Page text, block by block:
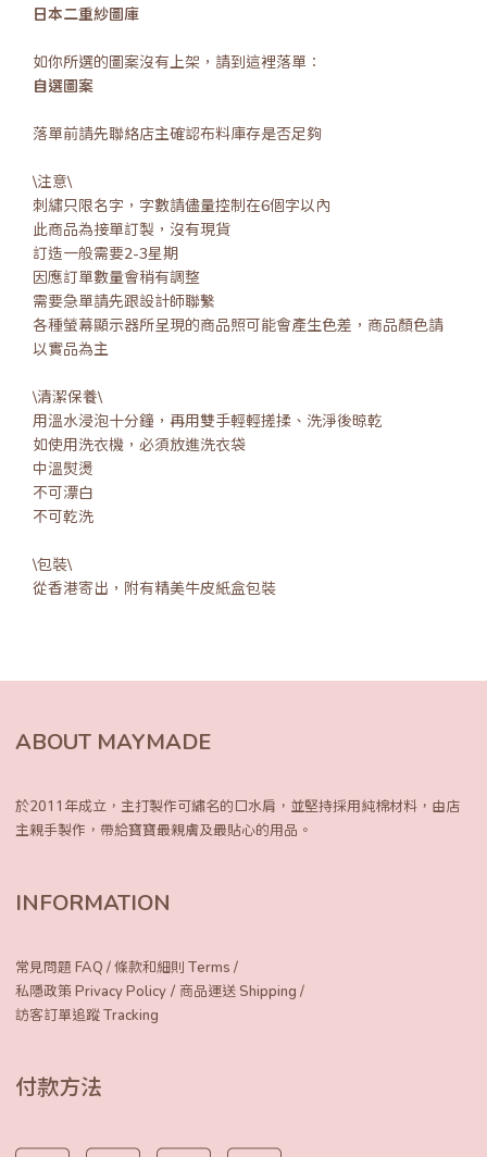
日本二重紗圖庫
如你所選的圖案沒有上架，請到這裡落單：
自選圖案
落單前請先聯絡店主確認布料庫存是否足夠
\注意\
刺繡只限名字，字數請儘量控制在6個字以內
此商品為接單訂製，沒有現貨
訂造一般需要2-3星期
因應訂單數量會稍有調整
需要急單請先跟設計師聯繫
各種螢幕顯示器所呈現的商品照可能會產生色差，商品顏色請
以實品為主
\清潔保養\
用溫水浸泡十分鐘，再用雙手輕輕搓揉、洗淨後晾乾
如使用洗衣機，必須放進洗衣袋
中溫熨燙
不可漂白
不可乾洗
\包裝\
從香港寄出，附有精美牛皮紙盒包裝
ABOUT MAYMADE
於2011年成立，主打製作可繡名的口水肩， 並堅持採用純棉材料，由店
主親手製作， 帶給寶寶最親膚及最貼心的用品。
INFORMATION
常見問題 FAQ /條款和細則 Terms /
私隱政策 Privacy Policy / 商品運送 Shipping /
訪客訂單追蹤 Tracking
付款方法